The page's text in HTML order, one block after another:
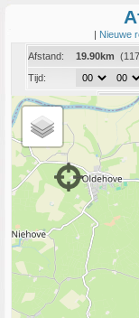
| Nieuwe
Afstand:
19.90km
Tijd:
Coord:
Info: